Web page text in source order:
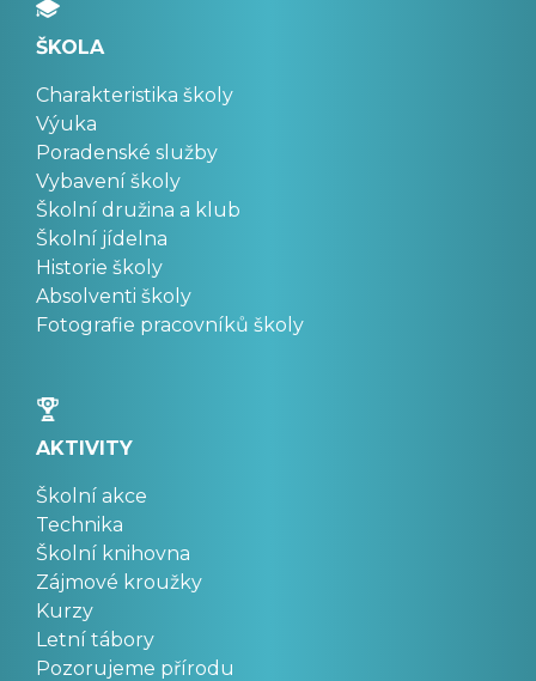
ŠKOLA
Charakteristika školy
Výuka
Poradenské služby
Vybavení školy
Školní družina a klub
Školní jídelna
Historie školy
Absolventi školy
Fotografie pracovníků školy
AKTIVITY
Školní akce
Technika
Školní knihovna
Zájmové kroužky
Kurzy
Letní tábory
Pozorujeme přírodu